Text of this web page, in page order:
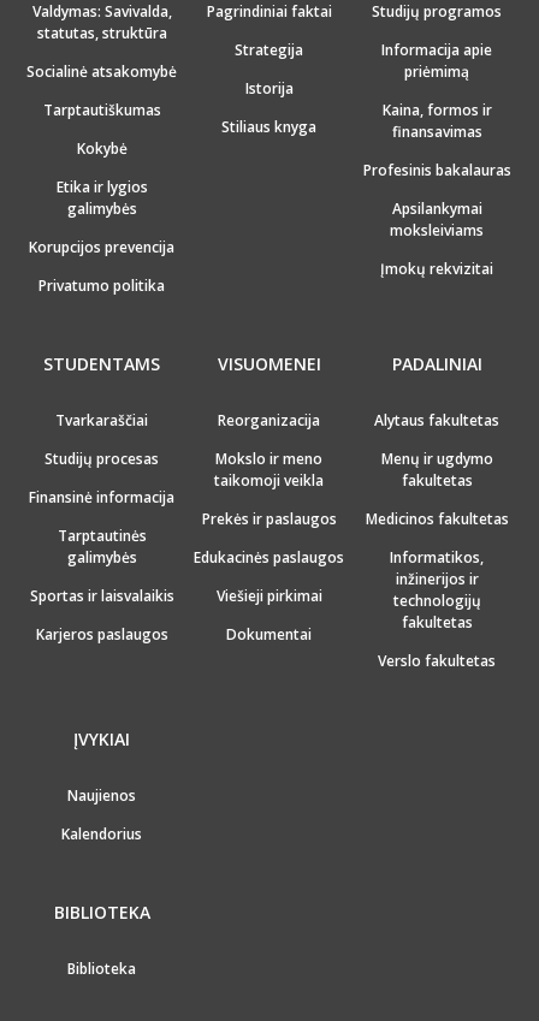
Valdymas: Savivalda,
statutas, struktūra
Socialinė atsakomybė
Tarptautiškumas
Kokybė
Etika ir lygios
galimybės
Korupcijos prevencija
Privatumo politika
Pagrindiniai faktai
Strategija
Istorija
Stiliaus knyga
Studijų programos
Informacija apie
priėmimą
Kaina, formos ir
finansavimas
Profesinis bakalauras
Apsilankymai
moksleiviams
Įmokų rekvizitai
STUDENTAMS
Tvarkaraščiai
Studijų procesas
Finansinė informacija
Tarptautinės
galimybės
Sportas ir laisvalaikis
Karjeros paslaugos
VISUOMENEI
Reorganizacija
Mokslo ir meno
taikomoji veikla
Prekės ir paslaugos
Edukacinės paslaugos
Viešieji pirkimai
Dokumentai
PADALINIAI
Alytaus fakultetas
Menų ir ugdymo
fakultetas
Medicinos fakultetas
Informatikos,
inžinerijos ir
technologijų
fakultetas
Verslo fakultetas
ĮVYKIAI
Naujienos
Kalendorius
BIBLIOTEKA
Biblioteka